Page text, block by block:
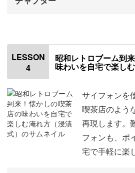
この講座の魅力です。
最初は迷っても、少しずつ自分の
「今までなんとなく飲んでいた」
楽しみ方がぐっと広がります。
ほっと一息つくひとときが、きっ
ORIGAMIドリッパーについて
使用材料・道具
器具を温めてペーパーフィルタ
コーヒーを抽出する
BEANDY Silkdripperについて
LESSON
4
昭和レトロブーム到
味わいを自宅で楽し
サイフォンを
喫茶店のよう
再現します。
フォンも、ポ
宅で手軽に楽